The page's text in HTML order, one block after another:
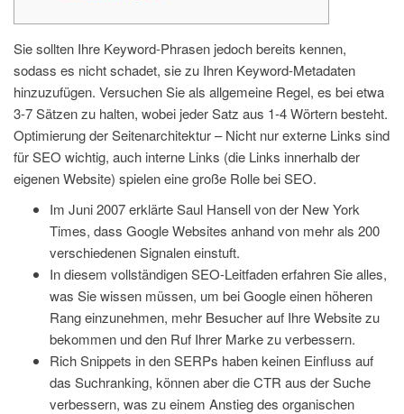
Sie sollten Ihre Keyword-Phrasen jedoch bereits kennen,
sodass es nicht schadet, sie zu Ihren Keyword-Metadaten
hinzuzufügen. Versuchen Sie als allgemeine Regel, es bei etwa
3-7 Sätzen zu halten, wobei jeder Satz aus 1-4 Wörtern besteht.
Optimierung der Seitenarchitektur – Nicht nur externe Links sind
für SEO wichtig, auch interne Links (die Links innerhalb der
eigenen Website) spielen eine große Rolle bei SEO.
Im Juni 2007 erklärte Saul Hansell von der New York
Times, dass Google Websites anhand von mehr als 200
verschiedenen Signalen einstuft.
In diesem vollständigen SEO-Leitfaden erfahren Sie alles,
was Sie wissen müssen, um bei Google einen höheren
Rang einzunehmen, mehr Besucher auf Ihre Website zu
bekommen und den Ruf Ihrer Marke zu verbessern.
Rich Snippets in den SERPs haben keinen Einfluss auf
das Suchranking, können aber die CTR aus der Suche
verbessern, was zu einem Anstieg des organischen